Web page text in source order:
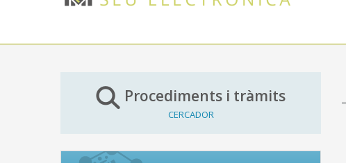
Procediments i tràmits
CERCADOR